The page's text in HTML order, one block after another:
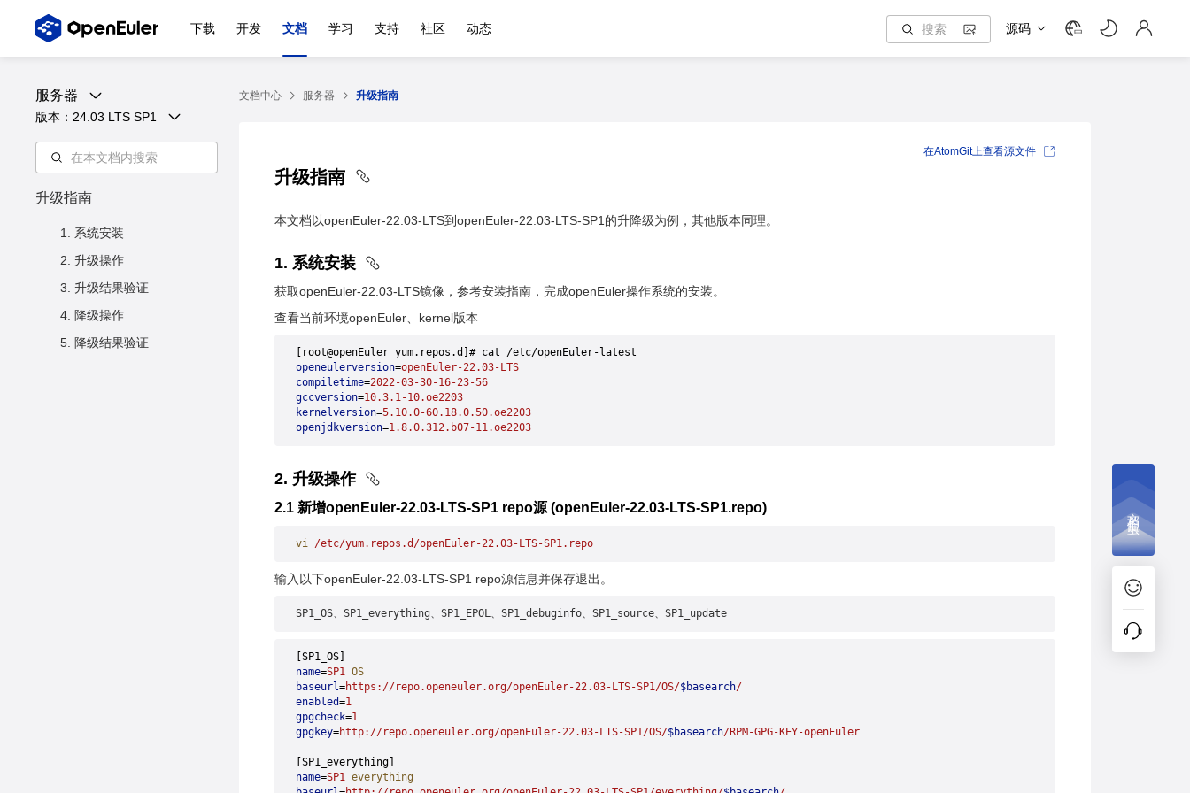
下载 开发 文档 学习 支持 社区 动态 源码 中
服务器
版本： 24.03 LTS SP1
升级指南
1. 系统安装
2. 升级操作
3. 升级结果验证
4. 降级操作
5. 降级结果验证
文档中心 服务器 升级指南
升级指南
本文档以openEuler-22.03-LTS到openEuler-22.03-LTS-SP1的升降级为例，其他版本同理。
1. 系统安装
获取openEuler-22.03-LTS镜像，参考安装指南，完成openEuler操作系统的安装。
查看当前环境openEuler、kernel版本
[root@openEuler yum.repos.d]# cat /etc/openEuler-latest
openeulerversion=openEuler-22.03-LTS
compiletime=2022-03-30-16-23-56
gccversion=10.3.1-10.oe2203
kernelversion=5.10.0-60.18.0.50.oe2203
openjdkversion=1.8.0.312.b07-11.oe2203
2. 升级操作
2.1 新增openEuler-22.03-LTS-SP1 repo源 (openEuler-22.03-LTS-SP1.repo)
vi /etc/yum.repos.d/openEuler-22.03-LTS-SP1.repo
输入以下openEuler-22.03-LTS-SP1 repo源信息并保存退出。
SP1_OS、SP1_everything、SP1_EPOL、SP1_debuginfo、SP1_source、SP1_update
[SP1_OS]
name=SP1 OS
baseurl=https://repo.openeuler.org/openEuler-22.03-LTS-SP1/OS/$basearch/
enabled=1
gpgcheck=1
gpgkey=http://repo.openeuler.org/openEuler-22.03-LTS-SP1/OS/$basearch/RPM-GPG-KEY-openEuler
[SP1_everything]
name=SP1 everything
在AtomGit上查看源文件